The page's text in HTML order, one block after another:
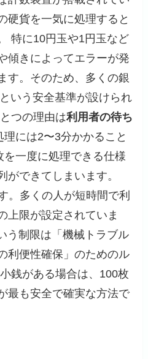
硬貨を一気に処理すると
特に10円玉や1円玉など
傾きによってエラーが発
す。そのため、多くの銀
いう安全基準が設けられ
つの理由は利用者の待ち
には2〜3分かかること
一度に処理できる仕様
ができてしまいます。
。多くの人が短時間で利
上限が設定されていま
う制限は「機械トラブル
利便性確保」のためのル
銭がある場合は、100枚
最も安全で確実な方法で